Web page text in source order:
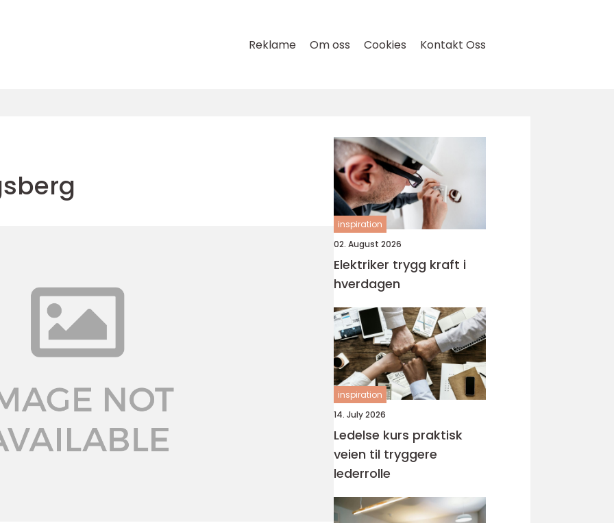
Reklame Om oss Cookies Kontakt Oss
inspiration
02. August 2026
Elektriker trygg kraft i
hverdagen
inspiration
14. July 2026
Ledelse kurs praktisk
veien til tryggere
lederrolle